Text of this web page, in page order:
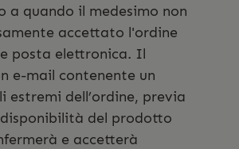
a quando il medesimo non
accettato l'ordine
posta elettronica. Il
e-mail contenente un
estremi dell’ordine, previa
del prodotto
e accetterà